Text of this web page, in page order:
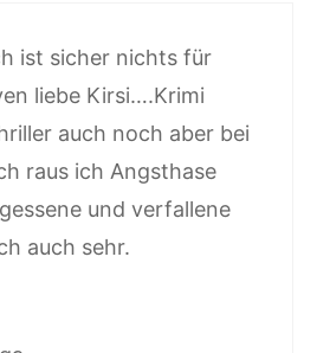
ist sicher nichts für
liebe Kirsi….Krimi
auch noch aber bei
raus ich Angsthase
und verfallene
auch sehr.